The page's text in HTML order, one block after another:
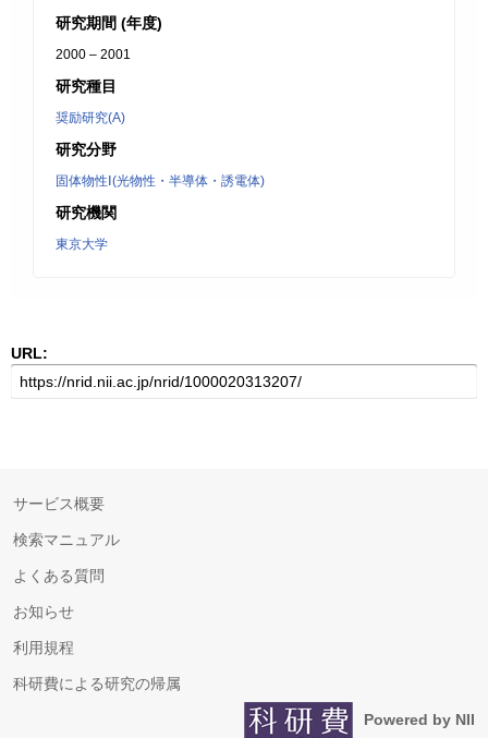
研究期間 (年度)
2000 – 2001
研究種目
奨励研究(A)
研究分野
固体物性Ⅰ(光物性・半導体・誘電体)
研究機関
東京大学
URL:
サービス概要
検索マニュアル
よくある質問
お知らせ
利用規程
科研費による研究の帰属
Powered by NII